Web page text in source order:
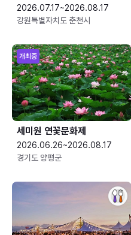
2026.07.17~2026.08.17
강원특별자치도 춘천시
개최중
세미원 연꽃문화제
2026.06.26~2026.08.17
경기도 양평군